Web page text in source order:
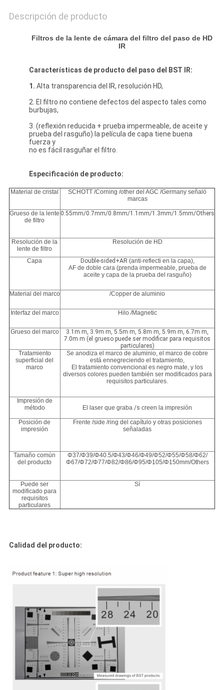
Descripción de producto
Filtros de la lente de cámara del filtro del paso de HD
IR
Características de producto del paso del BST IR:
1. Alta transparencia del IR, resolución HD,
2. El filtro no contiene defectos del aspecto tales como
burbujas,
3. (reflexión reducida + prueba impermeable, de aceite y
prueba del rasguño) la película de capa tiene buena
fuerza y
no es fácil rasguñar el filtro.
Especificación de producto:
Material de cristal
SCHOTT /Corning /other del AGC /Germany señaló
marcas
Grueso de la lente
de filtro
0.55mm/0.7mm/0.8mm/1.1mm/1.3mm/1.5mm/Others
Resolución de la
lente de filtro
Resolución de HD
Capa Double-sided+AR (anti-reflecti en la capa),
AF de doble cara (prenda impermeable, prueba de
aceite y capa de la prueba del rasguño)
Material del marco /Copper de aluminio
Interfaz del marco Hilo /Magnetic
Grueso del marco
3.1m m, 3.9m m, 5.5m m, 5.8m m, 5.9m m, 6.7m m,
7.0m m (el grueso puede ser modificar para requisitos
particulares)
Tratamiento
superficial del
marco
Se anodiza el marco de aluminio, el marco de cobre
está ennegreciendo el tratamiento,
El tratamiento convencional es negro mate, y los
diversos colores pueden también ser modificados para
requisitos particulares.
Impresión de
método
El laser que graba /screen la impresión
Posición de
impresión
Frente /side /ring del capítulo y otras posiciones
señaladas
Tamaño común
del producto
Φ37/Φ39/Φ40.5/Φ43/Φ46/Φ49/Φ52/Φ55/Φ58/Φ62/
Φ67/Φ72/Φ77/Φ82/Φ86/Φ95/Φ105/Φ150mm/Others
Puede ser
modificado para
requisitos
particulares
Sí
Calidad del producto: